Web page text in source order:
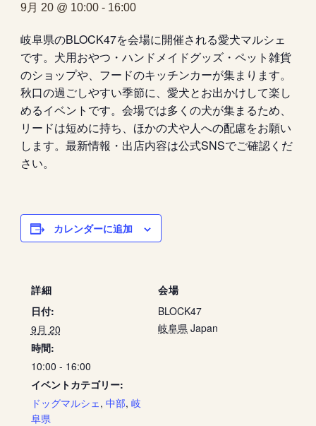
9月 20 @ 10:00- 16:00
岐阜県のBLOCK47を会場に開催される愛犬マルシェ
です。犬用おやつ・ハンドメイドグッズ・ペット雑貨
のショップや、フードのキッチンカーが集まります。
秋口の過ごしやすい季節に、愛犬とお出かけして楽し
めるイベントです。会場では多くの犬が集まるため、
リードは短めに持ち、ほかの犬や人への配慮をお願い
します。最新情報・出店内容は公式SNSでご確認くだ
さい。
カレンダーに追加
詳細
日付:
9月 20
時間:
10:00 - 16:00
イベントカテゴリー:
ドッグマルシェ, 中部, 岐
阜県
会場
BLOCK47
岐阜県 Japan